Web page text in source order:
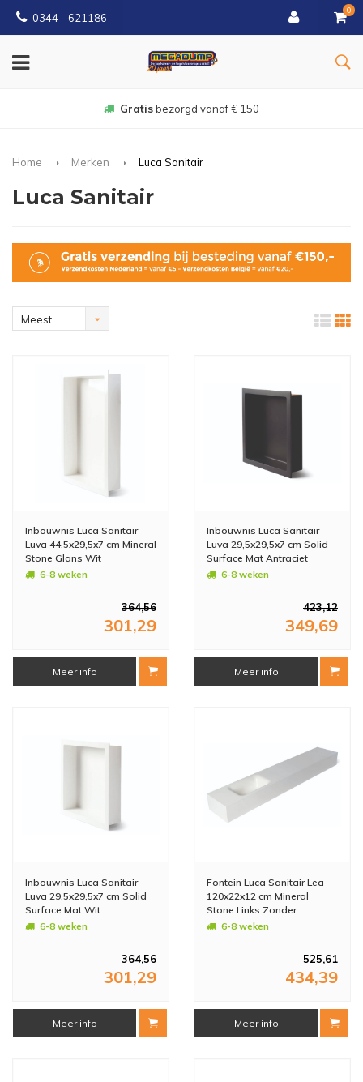
0344 - 621186
0
Gratisbezorgd vanaf € 150
Home Merken Luca Sanitair
Luca Sanitair
Meest
Inbouwnis Luca Sanitair
Luva 44,5x29,5x7 cm Mineral
Stone Glans Wit
6-8 weken
364,56
301,29
Meer info
Inbouwnis Luca Sanitair
Luva 29,5x29,5x7 cm Solid
Surface Mat Antraciet
6-8 weken
423,12
349,69
Meer info
Inbouwnis Luca Sanitair
Luva 29,5x29,5x7 cm Solid
Surface Mat Wit
6-8 weken
364,56
301,29
Meer info
Fontein Luca Sanitair Lea
120x22x12 cm Mineral
Stone Links Zonder
Kraangat Glans Wit
6-8 weken
525,61
434,39
Meer info